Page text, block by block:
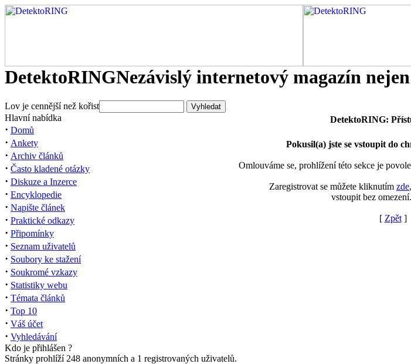
DetektoRINGNezávislý internetový magazín
Lov je cennější než kořist
Hlavní nabídka
· Domů
· Ankety
· Archiv článků
· Často kladené otázky
· Diskuze a Inzerce
· Encyklopedie
· Napište článek
· Praktické odkazy
· Připomínky
· Seznam uživatelů
· Soubory ke stažení
· Soukromé vzkazy
· Statistiky webu
· Témata článků
· Top 10
· Váš účet
· Vyhledávání
Kdo je přihlášen ?
Stránky prohlíží 248 anonymních a 1 registrovaných uživatelů.
DetektoRING:
Pokusil(a) jste se vstoupit do
Omlouváme se, prohlížení této sekce je
Zaregistrovat se můžete kliknutím zde
vstoupit bez
[ Zpět]